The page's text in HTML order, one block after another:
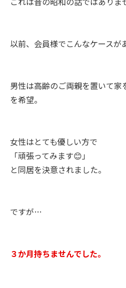
以前、会員様でこんなケースが
男性は高齢のご両親を置いて
を希望。
女性はとても優しい方で
「頑張ってみます😊」
と同居を決意されました。
ですが…
３か月持ちませんでした。